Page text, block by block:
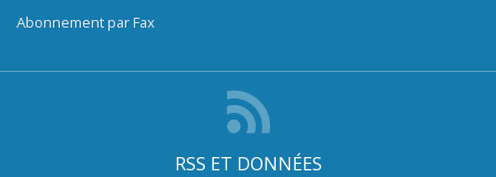
Abonnement par Fax
RSS ET DONNÉES